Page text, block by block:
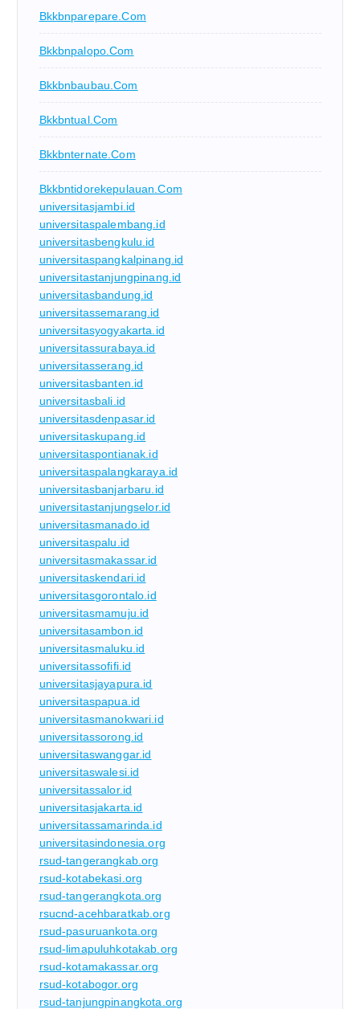
Bkkbnparepare.com
Bkkbnpalopo.com
Bkkbnbaubau.com
Bkkbntual.com
Bkkbnternate.com
Bkkbntidorekepulauan.com
universitasjambi.id
universitaspalembang.id
universitasbengkulu.id
universitaspangkalpinang.id
universitastanjungpinang.id
universitasbandung.id
universitassemarang.id
universitasyogyakarta.id
universitassurabaya.id
universitasserang.id
universitasbanten.id
universitasbali.id
universitasdenpasar.id
universitaskupang.id
universitaspontianak.id
universitaspalangkaraya.id
universitasbanjarbaru.id
universitastanjungselor.id
universitasmanado.id
universitaspalu.id
universitasmakassar.id
universitaskendari.id
universitasgorontalo.id
universitasmamuju.id
universitasambon.id
universitasmaluku.id
universitassofifi.id
universitasjayapura.id
universitaspapua.id
universitasmanokwari.id
universitassorong.id
universitaswanggar.id
universitaswalesi.id
universitassalor.id
universitasjakarta.id
universitassamarinda.id
universitasindonesia.org
rsud-tangerangkab.org
rsud-kotabekasi.org
rsud-tangerangkota.org
rsucnd-acehbaratkab.org
rsud-pasuruankota.org
rsud-limapuluhkotakab.org
rsud-kotamakassar.org
rsud-kotabogor.org
rsud-tanjungpinangkota.org